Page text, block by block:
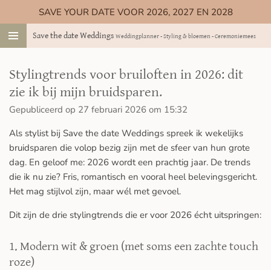
direct
naar
hoofdinhoud
Save the date Weddings Weddingplanner - Styling & bloemen - Ceremoniemeester
SAVE YOUR DATE VOOR 2026, 2027 EN 2028
Stylingtrends voor bruiloften in 2026: dit
zie ik bij mijn bruidsparen.
Gepubliceerd op 27 februari 2026 om 15:32
Als stylist bij Save the date Weddings spreek ik wekelijks
bruidsparen die volop bezig zijn met de sfeer van hun grote
dag. En geloof me: 2026 wordt een prachtig jaar. De trends
die ik nu zie? Fris, romantisch en vooral heel belevingsgericht.
Het mag stijlvol zijn, maar wél met gevoel.
Dit zijn de drie stylingtrends die er voor 2026 écht uitspringen:
1. Modern wit & groen (met soms een zachte touch
roze)